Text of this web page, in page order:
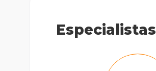
Especialistas